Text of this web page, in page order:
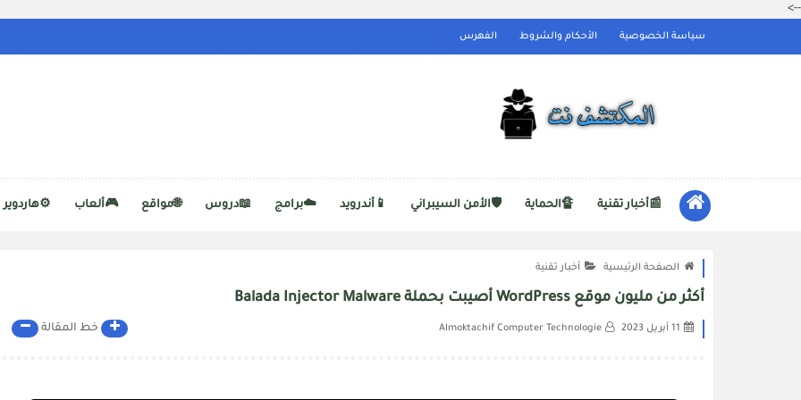
-->
سياسة الخصوصية الأحكام والشروط الفهرس
📰أخبار تقنية 🔏الحماية 🛡️الأمن السيبراني 📱أندرويد ☁️برامج 📖دروس 🌐مواقع 🎮ألعاب ⚙️هاردوير
الصفحة الرئيسية أخبار تقنية
أكثر من مليون موقع WordPress أصيبت بحملة Balada Injector Malware
11 أبريل 2023 Almoktachif Computer Technologie خط المقالة